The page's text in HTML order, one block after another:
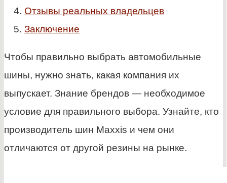
Отзывы реальных владельцев
Заключение
Чтобы правильно выбрать автомобильные
шины, нужно знать, какая компания их
выпускает. Знание брендов — необходимое
условие для правильного выбора. Узнайте, кто
производитель шин Maxxis и чем они
отличаются от другой резины на рынке.